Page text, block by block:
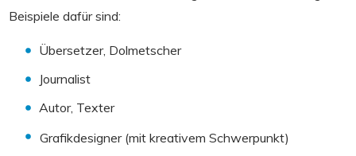
Beispiele dafür sind:
Übersetzer, Dolmetscher
Journalist
Autor, Texter
Grafikdesigner (mit kreativem Schwerpunkt)